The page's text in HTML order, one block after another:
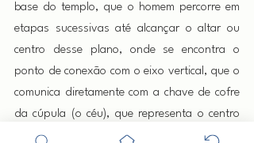
base do templo, que o homem percorre em
etapas sucessivas até alcançar o altar ou
centro desse plano, onde se encontra o
ponto de conexão com o eixo vertical, que o
comunica diretamente com a chave de cofre
da cúpula (o céu), que representa o centro
do Ser total, além do qual se encontram os